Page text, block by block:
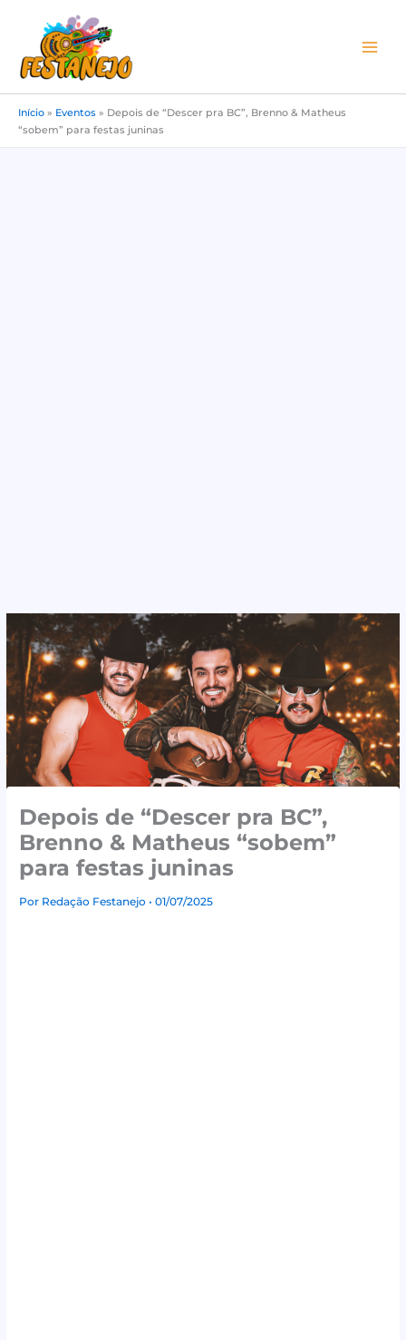
conteúdo
Início » Eventos » Depois de “Descer pra BC”, Brenno & Matheus
“sobem” para festas juninas
Depois de “Descer pra BC”,
Brenno & Matheus “sobem”
para festas juninas
Por Redação Festanejo• 01/07/2025